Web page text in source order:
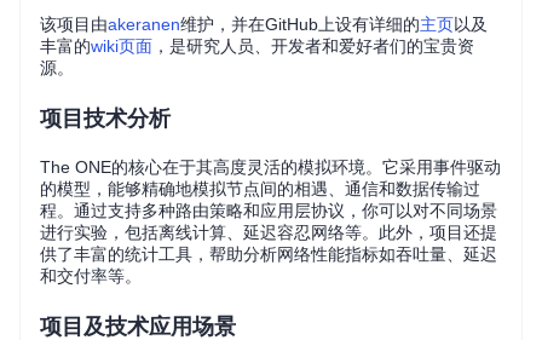
该项目由akeranen维护，并在GitHub上设有详细的主页以及
丰富的wiki页面 ，是研究人员、开发者和爱好者们的宝贵资
源。
项目技术分析
The ONE的核心在于其高度灵活的模拟环境。它采用事件驱动
的模型，能够精确地模拟节点间的相遇、通信和数据传输过
程。通过支持多种路由策略和应用层协议，你可以对不同场景
进行实验，包括离线计算、延迟容忍网络等。此外，项目还提
供了丰富的统计工具，帮助分析网络性能指标如吞吐量、延迟
和交付率等。
项目及技术应用场景